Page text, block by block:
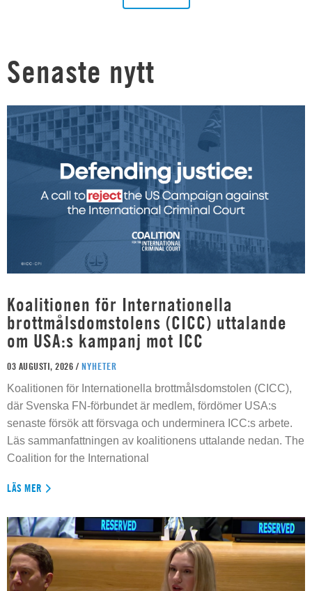
Senaste nytt
Koalitionen för Internationella
brottmålsdomstolens (CICC) uttalande
om USA:s kampanj mot ICC
03 AUGUSTI, 2026 / NYHETER
Koalitionen för Internationella brottmålsdomstolen (CICC),
där Svenska FN-förbundet är medlem, fördömer USA:s
senaste försök att försvaga och underminera ICC:s arbete.
Läs sammanfattningen av koalitionens uttalande nedan. The
Coalition for the International
LÄS MER